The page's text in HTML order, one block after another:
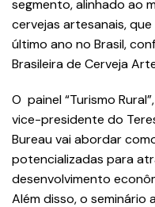
segmento, alinhado ao
cervejas artesanais,
último ano no Brasil,
Brasileira de Cerveja
O painel “Turismo
vice-presidente do
Bureau vai abordar
potencializadas para
desenvolvimento
Além disso, o seminário